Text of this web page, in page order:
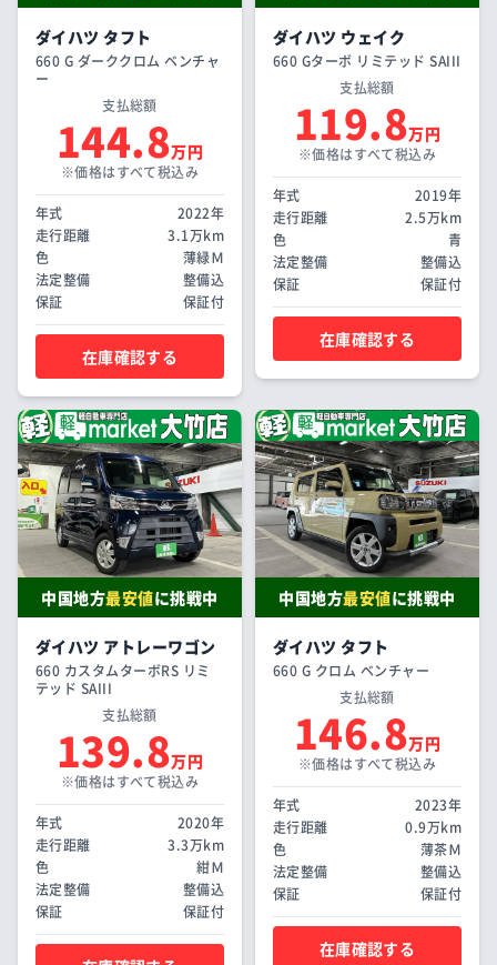
ダイハツ タフト
660 G ダーククロム ベンチャ
ー
支払総額
144.8万円
※価格はすべて税込み
年式
2022年
走行距離
3.1万km
色
薄緑Ｍ
法定整備
整備込
保証
保証付
在庫確認する
ダイハツ ウェイク
660 Gターボ リミテッド SAIII
支払総額
119.8万円
※価格はすべて税込み
年式
2019年
走行距離
2.5万km
色
青
法定整備
整備込
保証
保証付
在庫確認する
中国地方最安値に挑戦中
ダイハツ アトレーワゴン
660 カスタムターボRS リミ
テッド SAIII
支払総額
139.8万円
※価格はすべて税込み
年式
2020年
走行距離
3.3万km
色
紺Ｍ
法定整備
整備込
保証
保証付
中国地方最安値に挑戦中
ダイハツ タフト
660 G クロム ベンチャー
支払総額
146.8万円
※価格はすべて税込み
年式
2023年
走行距離
0.9万km
色
薄茶Ｍ
法定整備
整備込
保証
保証付
在庫確認する